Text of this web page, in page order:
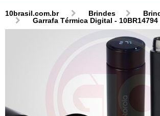
10brasil.com.br Brindes
Garrafa Térmica Digital - 10BR14794